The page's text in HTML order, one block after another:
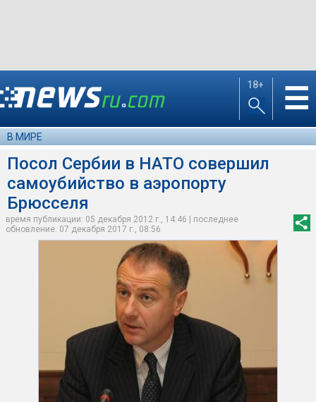
18+ ☰
В МИРЕ
Посол Сербии в НАТО совершил
самоубийство в аэропорту
Брюсселя
время публикации: 05 декабря 2012 г., 14:46 | последнее
обновление: 07 декабря 2017 г., 08:56